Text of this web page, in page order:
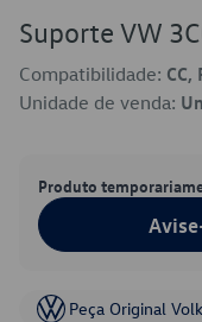
Suporte VW
Compatibilidade: CC,
Unidade de venda:
Produto
Peça Original